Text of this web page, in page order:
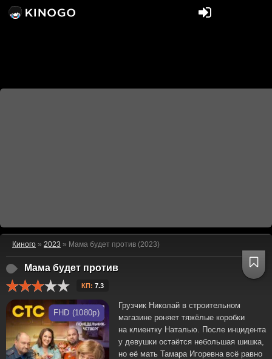
Киного » 2023 » Мама будет против (2023)
Мама будет против
КП: 7.3
FHD (1080p)
Грузчик Николай в строительном
магазине роняет тяжёлые коробки
на клиентку Наталью. После инцидента
у девушки остаётся небольшая шишка,
но её мать Тамара Игоревна всё равно